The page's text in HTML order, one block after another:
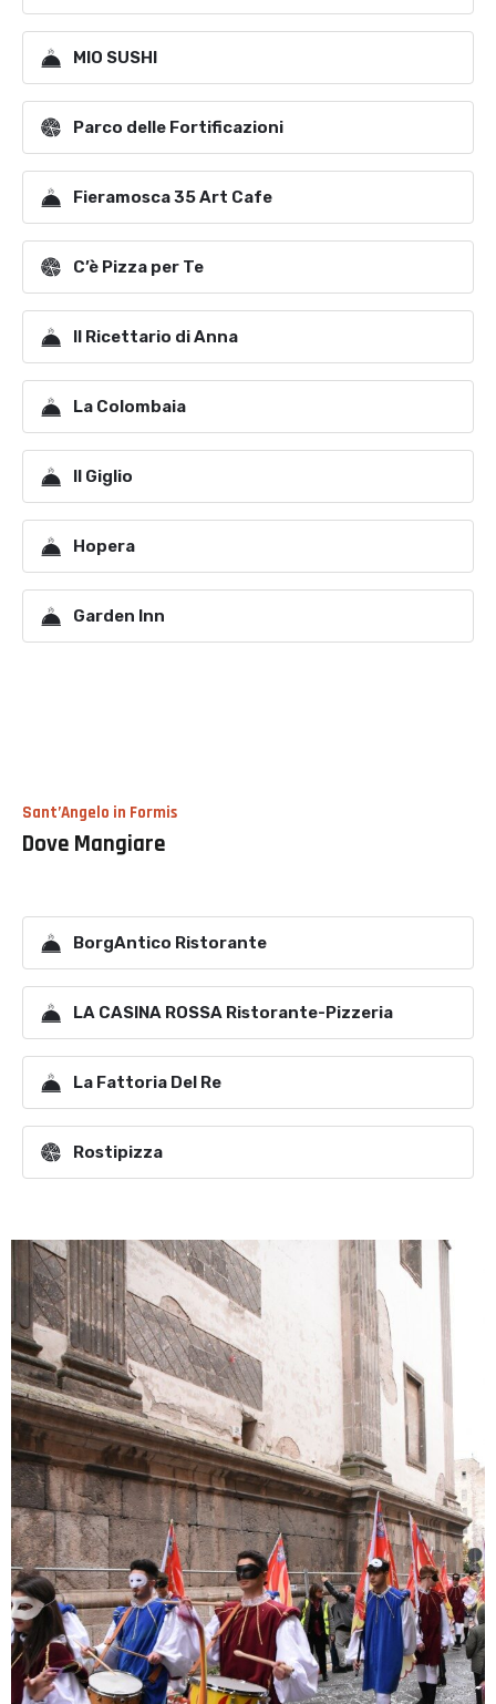
MIO SUSHI
Parco delle Fortificazioni
Fieramosca 35 Art Cafe
C’è Pizza per Te
Il Ricettario di Anna
La Colombaia
Il Giglio
Hopera
Garden Inn
Sant’Angelo in Formis
Dove Mangiare
BorgAntico Ristorante
LA CASINA ROSSA Ristorante-Pizzeria
La Fattoria Del Re
Rostipizza